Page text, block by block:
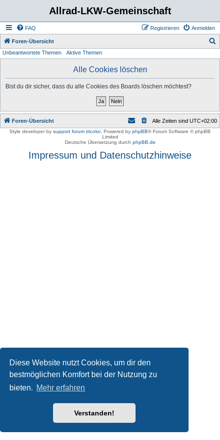
Diese Website nutzt Cookies, um dir den
bestmöglichen Komfort bei der Nutzung zu
bieten. Mehr erfahren
Verstanden!
Allrad-LKW-Gemeinschaft
FAQ Anmelden
Registrieren
Foren-Übersicht
Unbeantwortete Themen Aktive Themen
Alle Cookies löschen
Bist du dir sicher, dass du alle Cookies des Boards löschen möchtest?
Foren-Übersicht Alle Zeiten sind UTC+02:00
Style developer by support forum tricolor, Powered by phpBB® Forum Software © phpBB
Limited
Deutsche Übersetzung durch phpBB.de
Impressum und Datenschutzhinweise